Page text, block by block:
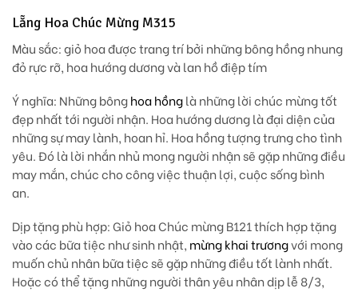
Lẵng Hoa Chúc Mừng M315
Màu sắc:giỏ hoa được trang trí bởi những bông hồng nhung
đỏ rực rỡ, hoa hướng dương và lan hồ điệp tím
Ý nghĩa: Những bônghoa hồnglà những lời chúc mừng tốt
đẹp nhất tới người nhận. Hoa hướng dương là đại diện của
những sự may lành, hoan hỉ. Hoa hồng tượng trưng cho tình
yêu. Đó là lời nhắn nhủ mong người nhận sẽ gặp những điều
may mắn, chúc cho công việc thuận lợi, cuộc sống bình
an.
Dịp tặng phù hợp: Giỏ hoa Chúc mừng B121 thích hợp tặng
vào các bữa tiệc như sinh nhật, mừng khai trươngvới mong
muốn chủ nhân bữa tiệc sẽ gặp những điều tốt lành nhất.
Hoặc có thể tặng những người thân yêu nhân dịp lễ 8/3,